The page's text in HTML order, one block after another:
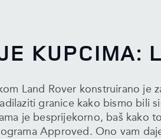
KUPCIMA:
Land Rover konstruirano je
granice kako bismo bili
je besprijekorno, baš kako
Approved. Ono vam